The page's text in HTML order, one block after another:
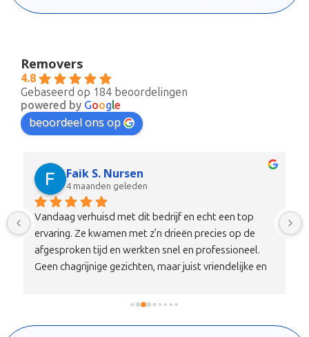
Removers
4.8
Gebaseerd op 184 beoordelingen
powered by Google
beoordeel ons op
Faik S. Nursen
4 maanden geleden
Vandaag verhuisd met dit bedrijf en echt een top
ervaring. Ze kwamen met z’n drieën precies op de
afgesproken tijd en werkten snel en professioneel.
Geen chagrijnige gezichten, maar juist vriendelijke en
zorgvuldig en met aandacht vervoerd, zonder